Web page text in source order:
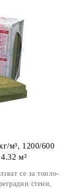
м³, 1200/600
м²
се за топло-
стени,